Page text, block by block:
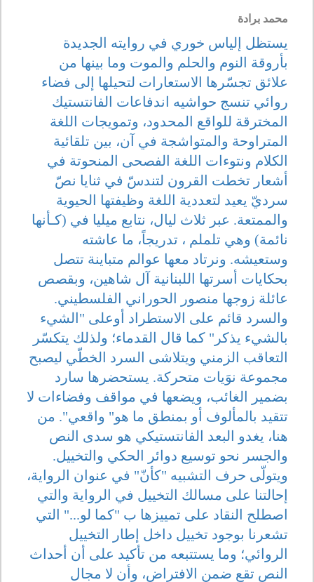
محمد برادة
يستظل إلياس خوري في روايته الجديدة
بأروقة النوم والحلم والموت وما بينها من
علائق تجسّرها الاستعارات لتحيلها إلى فضاء
روائي تنسج حواشيه اندفاعات الفانتستيك
المخترقة للواقع المحدود، وتمويجات اللغة
المتراوحة والمتواشجة في آن، بين تلقائية
الكلام ونتوءات اللغة الفصحى المنحوتة في
أشعار تخطت القرون لتندسّ في ثنايا نصّ
سرديّ يعيد لتعددية اللغة وظيفتها الحيوية
والممتعة. عبر ثلاث ليال، نتابع ميليا في (كـأنها
نائمة) وهي تلملم ، تدريجاً، ما عاشته
وستعيشه. ونرتاد معها عوالم متباينة تتصل
بحكايات أسرتها اللبنانية آل شاهين، وبقصص
عائلة زوجها منصور الحوراني الفلسطيني.
والسرد قائم على الاستطراد أوعلى "الشيء
بالشيء يذكر" كما قال القدماء؛ ولذلك يتكسّر
التعاقب الزمني ويتلاشى السرد الخطّي ليصبح
مجموعة نوَيات متحركة. يستحضرها سارد
بضمير الغائب، ويضعها في مواقف وفضاءات لا
تتقيد بالمألوف أو بمنطق ما هو" واقعي". من
هنا، يغدو البعد الفانتستيكي هو سدى النص
والجسر نحو توسيع دوائر الحكي والتخييل.
ويتولّى حرف التشبيه "كأنّ" في عنوان الرواية،
إحالتنا على مسالك التخييل في الرواية والتي
اصطلح النقاد على تمييزها ب "كما لو..." التي
تشعرنا بوجود تخييل داخل إطار التخييل
الروائي؛ وما يستتبعه من تأكيد على أن أحداث
النص تقع ضمن الافتراض، وأن لا مجال